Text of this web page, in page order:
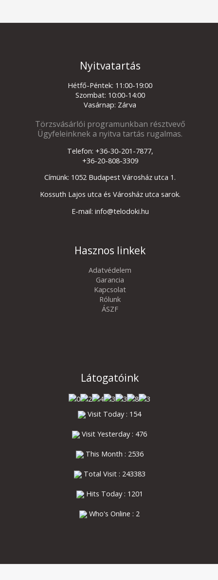
Nyitvatartás
Hétfő-Péntek: 11:00-19:00
Szombat: 10:00-14:00
Vasárnap: Zárva
Törzsvásárlói programunkban résztvevő
Ügyfeleinknek a nyitva tartás rugalmas.
Telefon: +36-30-201-7877,
+36-20-808-3309
Címünk: 1052 Budapest Városház utca 1.
Kossuth Lajos utca és Városház utca sarok.
E-mail: info@telodoki.hu
Hasznos linkek
Adatvédelem
Garancia
Kapcsolat
Rólunk
ÁSZF
Látogatóink
Visit Today : 154
Visit Yesterday : 476
This Month : 2536
Total Visit : 243383
Hits Today : 1201
Who's Online : 2